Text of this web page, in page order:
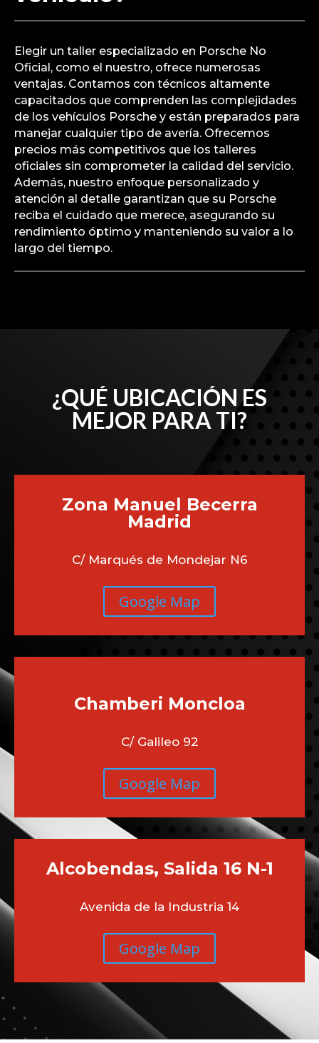
Elegir un taller especializado en Porsche No
Oficial, como el nuestro, ofrece numerosas
ventajas. Contamos con técnicos altamente
capacitados que comprenden las complejidades
de los vehículos Porsche y están preparados para
manejar cualquier tipo de avería. Ofrecemos
precios más competitivos que los talleres
oficiales sin comprometer la calidad del servicio.
Además, nuestro enfoque personalizado y
atención al detalle garantizan que su Porsche
reciba el cuidado que merece, asegurando su
rendimiento óptimo y manteniendo su valor a lo
largo del tiempo.
¿QUÉ UBICACIÓN ES
MEJOR PARA TI?
Zona Manuel Becerra
Madrid
C/ Marqués de Mondejar N6
Google Map
Chamberi Moncloa
C/ Galileo 92
Google Map
Alcobendas, Salida 16 N-1
Avenida de la Industria 14
Google Map